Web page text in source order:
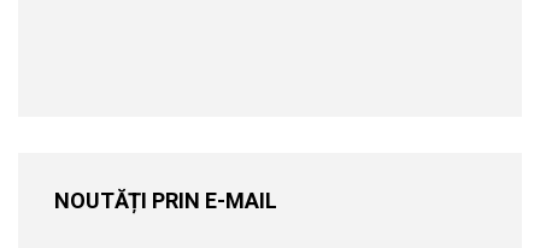
NOUTĂȚI PRIN E-MAIL